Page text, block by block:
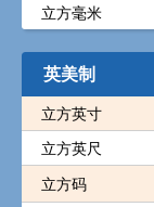
立方毫米
英美制
立方英寸
立方英尺
立方码